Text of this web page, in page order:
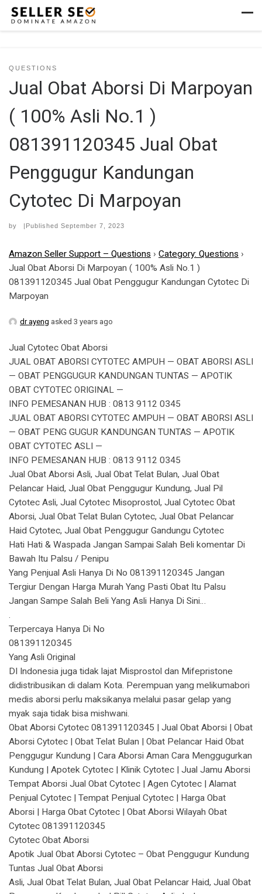
Skip to content
QUESTIONS
Jual Obat Aborsi Di Marpoyan
( 100% Asli No.1 )
081391120345 Jual Obat
Penggugur Kandungan
Cytotec Di Marpoyan
by |Published September 7, 2023
Amazon Seller Support – Questions › Category: Questions ›
Jual Obat Aborsi Di Marpoyan ( 100% Asli No.1 )
081391120345 Jual Obat Penggugur Kandungan Cytotec Di
Marpoyan
dr ayeng asked 3 years ago
Jual Cytotec Obat Aborsi
JUAL OBAT ABORSI CYTOTEC AMPUH — OBAT ABORSI ASLI
— OBAT PENGGUGUR KANDUNGAN TUNTAS — APOTIK
OBAT CYTOTEC ORIGINAL —
INFO PEMESANAN HUB : 0813 9112 0345
JUAL OBAT ABORSI CYTOTEC AMPUH — OBAT ABORSI ASLI
— OBAT PENG GUGUR KANDUNGAN TUNTAS — APOTIK
OBAT CYTOTEC ASLI —
INFO PEMESANAN HUB : 0813 9112 0345
Jual Obat Aborsi Asli, Jual Obat Telat Bulan, Jual Obat
Pelancar Haid, Jual Obat Penggugur Kundung, Jual Pil
Cytotec Asli, Jual Cytotec Misoprostol, Jual Cytotec Obat
Aborsi, Jual Obat Telat Bulan Cytotec, Jual Obat Pelancar
Haid Cytotec, Jual Obat Penggugur Gandungu Cytotec
Hati Hati & Waspada Jangan Sampai Salah Beli komentar Di
Bawah Itu Palsu / Penipu
Yang Penjual Asli Hanya Di No 081391120345 Jangan
Tergiur Dengan Harga Murah Yang Pasti Obat Itu Palsu
Jangan Sampe Salah Beli Yang Asli Hanya Di Sini…
Terpercaya Hanya Di No
081391120345
Yang Asli Original
DI Indonesia juga tidak lajat Misprostol dan Mifepristone
didistribusikan di dalam Kota. Perempuan yang melikumabori
medis aborsi perlu maksikanya melalui pasar gelap yang
myak saja tidak bisa mishwani.
Obat Aborsi Cytotec 081391120345 | Jual Obat Aborsi | Obat
Aborsi Cytotec | Obat Telat Bulan | Obat Pelancar Haid Obat
Penggugur Kundung | Cara Aborsi Aman Cara Menggugurkan
Kundung | Apotek Cytotec | Klinik Cytotec | Jual Jamu Aborsi
Tempat Aborsi Jual Obat Cytotec | Agen Cytotec | Alamat
Penjual Cytotec | Tempat Penjual Cytotec | Harga Obat
Aborsi | Harga Obat Cytotec | Obat Aborsi Wilayah Obat
Cytotec 081391120345
Cytotec Obat Aborsi
Apotik Jual Obat Aborsi Cytotec – Obat Penggugur Kundung
Tuntas Jual Obat Aborsi
Asli, Jual Obat Telat Bulan, Jual Obat Pelancar Haid, Jual Obat